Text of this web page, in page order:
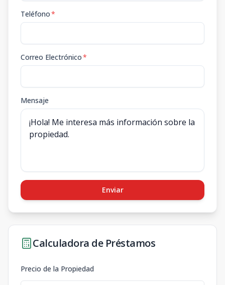
Teléfono*
Correo Electrónico*
Mensaje
Enviar
Calculadora de Préstamos
Precio de la Propiedad